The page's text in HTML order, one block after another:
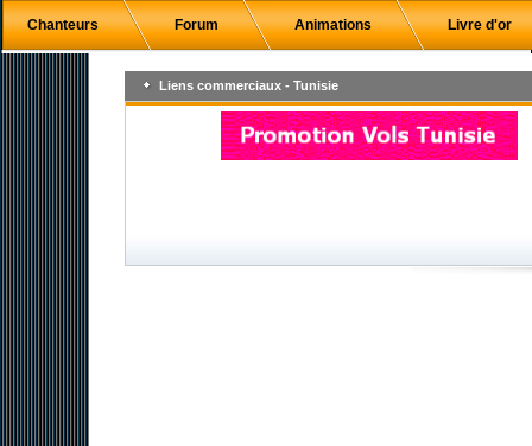
Chanteurs Forum Animations Livre d'or
Liens commerciaux - Tunisie